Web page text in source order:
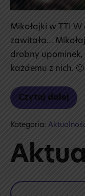
Szukaj
Mikołajki w TTI W
zawitała…
drobny
każdemu z nich. 🙂
Czytaj dalej
Mikołajki
w TTI
Kategoria: